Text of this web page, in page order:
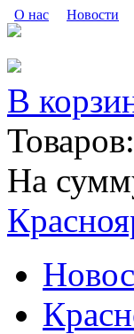
Skip to main content
О нас Новости
В
Товаров:
На